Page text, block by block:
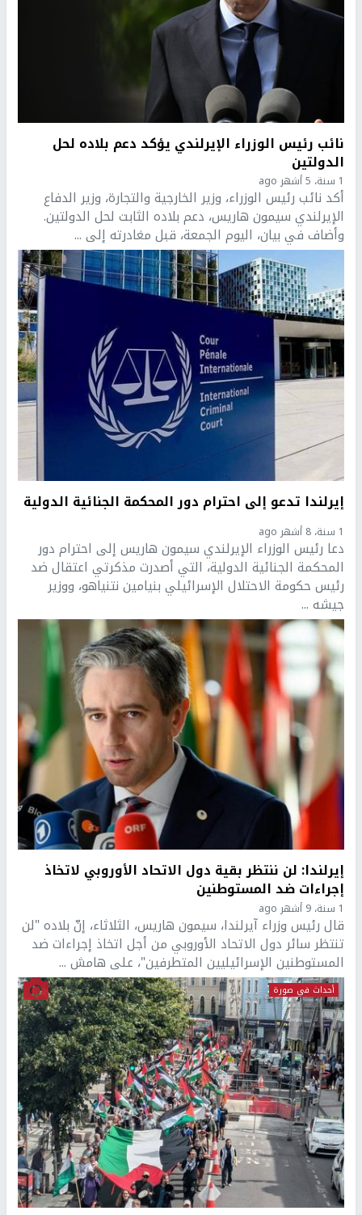
نائب رئيس الوزراء الإيرلندي يؤكد دعم بلاده لحل
الدولتين
1 سنة، 5 أشهر ago
أكد نائب رئيس الوزراء، وزير الخارجية والتجارة، وزير الدفاع
الإيرلندي سيمون هاريس، دعم بلاده الثابت لحل الدولتين.
وأضاف في بيان، اليوم الجمعة، قبل مغادرته إلى ...
إيرلندا تدعو إلى احترام دور المحكمة الجنائية الدولية
1 سنة، 8 أشهر ago
دعا رئيس الوزراء الإيرلندي سيمون هاريس إلى احترام دور
المحكمة الجنائية الدولية، التي أصدرت مذكرتي اعتقال ضد
رئيس حكومة الاحتلال الإسرائيلي بنيامين نتنياهو، ووزير
جيشه ...
إيرلندا: لن ننتظر بقية دول الاتحاد الأوروبي لاتخاذ
إجراءات ضد المستوطنين
1 سنة، 9 أشهر ago
قال رئيس وزراء آيرلندا، سيمون هاريس، الثلاثاء، إنّ بلاده "لن
تنتظر سائر دول الاتحاد الأوروبي من أجل اتخاذ إجراءات ضد
المستوطنين الإسرائيليين المتطرفين"، على هامش ...
أحداث في صورة